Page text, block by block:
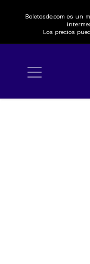
Boletosde.com es un
Los precios